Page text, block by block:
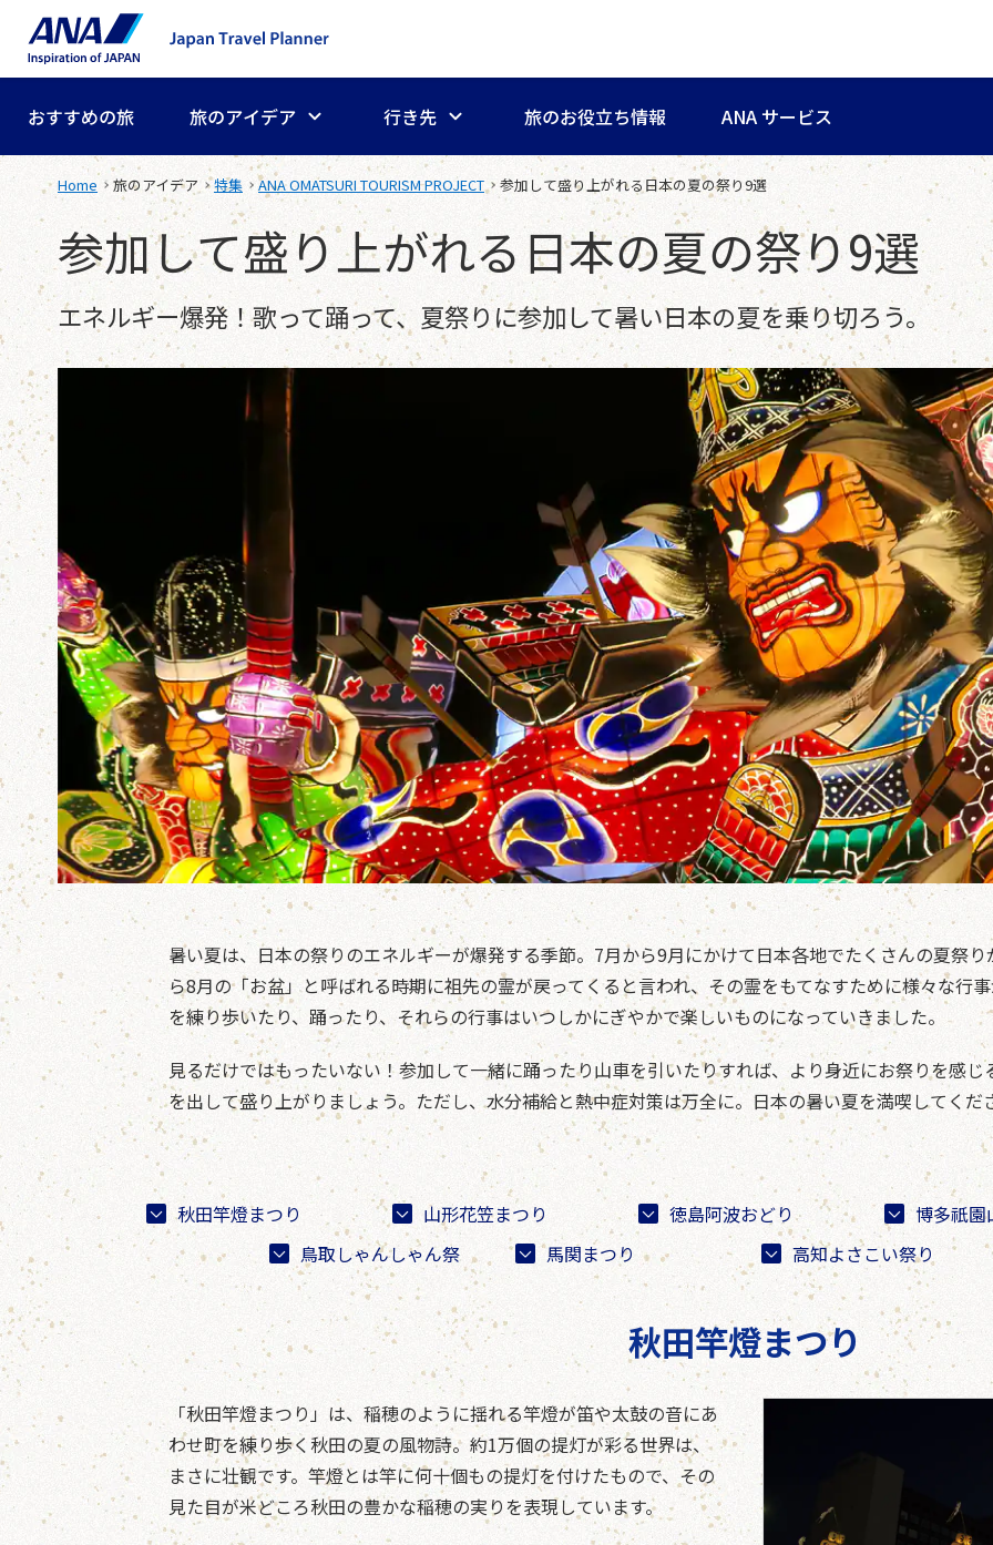
おすすめの旅 旅のアイデア 行き先 旅のお役立ち情報 ANA サービス
Home 旅のアイデア 特集 ANA OMATSURI TOURISM PROJECT 参加して盛り上がれる日本の夏の祭り9選
参加して盛り上がれる日本の夏の祭り9選
エネルギー爆発！歌って踊って、夏祭りに参加して暑い日本の夏を乗り切ろう。
暑い夏は、日本の祭りのエネルギーが爆発する季節。7月から9月にかけて日本各地でたくさんの夏祭
ら8月の「お盆」と呼ばれる時期に祖先の霊が戻ってくると言われ、その霊をもてなすために様々な行
を練り歩いたり、踊ったり、それらの行事はいつしかにぎやかで楽しいものになっていきました。
見るだけではもったいない！参加して一緒に踊ったり山車を引いたりすれば、より身近にお祭りを感
を出して盛り上がりましょう。ただし、水分補給と熱中症対策は万全に。日本の暑い夏を満喫してくだ
秋田竿燈まつり 山形花笠まつり 徳島阿波おどり
博多祇園
鳥取しゃんしゃん祭
馬関まつり 高知よさこい祭り
秋田竿燈まつり
「秋田竿燈まつり」は、稲穂のように揺れる竿燈が笛や太鼓の音にあ
わせ町を練り歩く秋田の夏の風物詩。約1万個の提灯が彩る世界は、
まさに壮観です。竿燈とは竿に何十個もの提灯を付けたもので、その
見た目が米どころ秋田の豊かな稲穂の実りを表現しています。